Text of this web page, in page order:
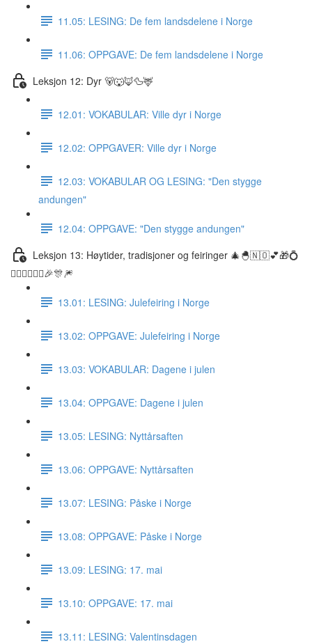
11.05: LESING: De fem landsdelene i Norge
11.06: OPPGAVE: De fem landsdelene i Norge
Leksjon 12: Dyr 🐻🐺🦊🦆🦌
12.01: VOKABULAR: Ville dyr i Norge
12.02: OPPGAVER: Ville dyr i Norge
12.03: VOKABULAR OG LESING: "Den stygge
andungen"
12.04: OPPGAVE: "Den stygge andungen"
Leksjon 13: Høytider, tradisjoner og feiringer 🎄🐣🇳🇴💕🎁💍
👰🏼‍♀️🤵🏽‍♂️🎉🎊🎆
13.01: LESING: Julefeiring i Norge
13.02: OPPGAVE: Julefeiring i Norge
13.03: VOKABULAR: Dagene i julen
13.04: OPPGAVE: Dagene i julen
13.05: LESING: Nyttårsaften
13.06: OPPGAVE: Nyttårsaften
13.07: LESING: Påske i Norge
13.08: OPPGAVE: Påske i Norge
13.09: LESING: 17. mai
13.10: OPPGAVE: 17. mai
13.11: LESING: Valentinsdagen